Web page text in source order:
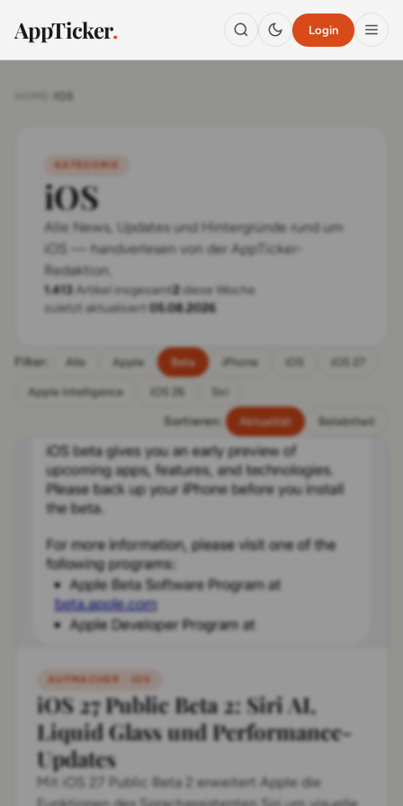
AppTicker. Login
KATEGORIE
iOS
Alle News, Updates und Hintergründe rund um
iOS — handverlesen von der AppTicker-
Redaktion.
1.413 Artikel insgesamt2 diese Woche
zuletzt aktualisiert 05.08.2026
Filter: Alle Apple Beta iPhone
Apple Intelligence iOS 26 Siri
Sortieren: Aktualität Beliebtheit
AUFMACHER · IOS
iOS 27 Public Beta 2: Siri AI,
Liquid Glass und Performance-
Updates
Mit iOS 27 Public Beta 2 erweitert Apple die